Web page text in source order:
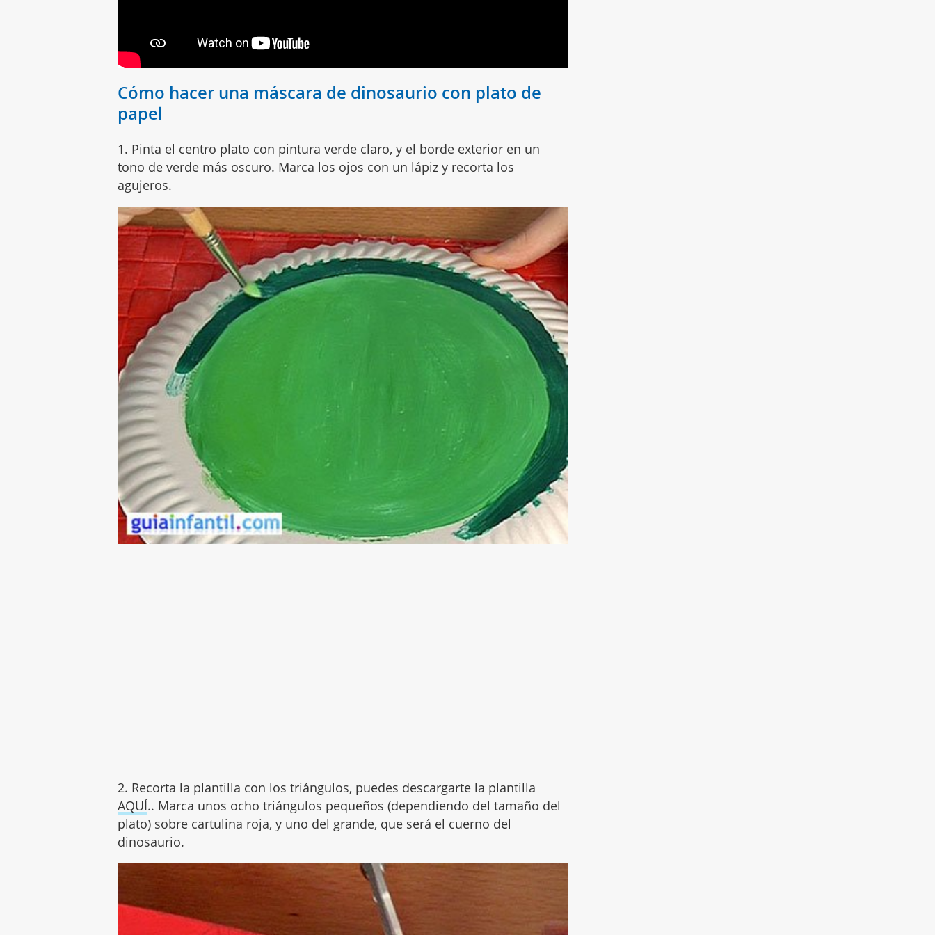
Cómo hacer una máscara de dinosaurio con plato de
papel
1. Pinta el centro plato con pintura verde claro, y el borde exterior en un
tono de verde más oscuro. Marca los ojos con un lápiz y recorta los
agujeros.
2. Recorta la plantilla con los triángulos, puedes descargarte la plantilla
AQUÍ.. Marca unos ocho triángulos pequeños (dependiendo del tamaño del
plato) sobre cartulina roja, y uno del grande, que será el cuerno del
dinosaurio.